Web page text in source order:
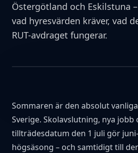
Östergötland och Eskilstuna
vad hyresvärden kräver, vad
RUT-avdraget fungerar.
Sommaren är den absolut
Sverige. Skolavslutning, nya jobb
tillträdesdatum den 1 juli gör
högsäsong – och samtidigt till